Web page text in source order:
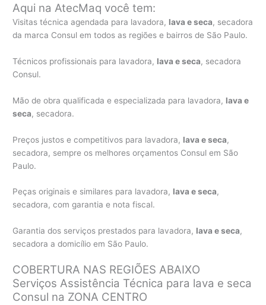
Aqui na AtecMaq você tem:
Visitas técnica agendada para lavadora, lava e seca, secadora
da marca Consul em todos as regiões e bairros de São Paulo.
Técnicos profissionais para lavadora, lava e seca, secadora
Consul.
Mão de obra qualificada e especializada para lavadora, lava e
seca, secadora.
Preços justos e competitivos para lavadora, lava e seca,
secadora, sempre os melhores orçamentos Consul em São
Paulo.
Peças originais e similares para lavadora, lava e seca,
secadora, com garantia e nota fiscal.
Garantia dos serviços prestados para lavadora, lava e seca,
secadora a domicílio em São Paulo.
COBERTURA NAS REGIÕES ABAIXO
Serviços Assistência Técnica para lava e seca
Consul na ZONA CENTRO